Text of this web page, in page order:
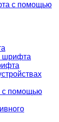
с помощью
шрифта
с помощью